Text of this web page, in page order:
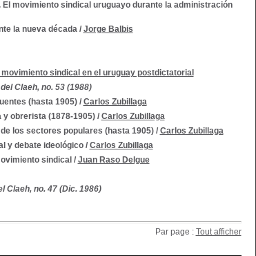
movimiento sindical uruguayo durante la administración
la nueva década/ Jorge Balbis
sindical en el uruguay postdictatorial
Claeh, no. 53 (1988)
(hasta 1905)/ Carlos Zubillaga
y obrerista (1878-1905)/ Carlos Zubillaga
los sectores populares (hasta 1905)/ Carlos Zubillaga
y debate ideológico/ Carlos Zubillaga
sindical / Juan Raso Delgue
Claeh, no. 47 (Dic. 1986)
Par page : Tout afficher